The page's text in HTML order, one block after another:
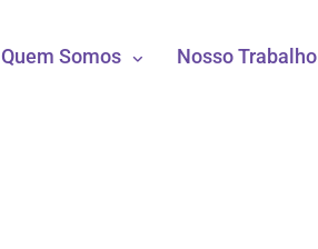
Quem Somos Nosso Trabalho